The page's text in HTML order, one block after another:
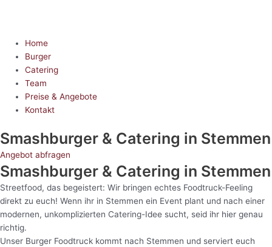
Home
Burger
Catering
Team
Preise & Angebote
Kontakt
Smashburger & Catering in Stemmen
Angebot abfragen
Smashburger & Catering in Stemmen
Streetfood, das begeistert: Wir bringen echtes Foodtruck-Feeling
direkt zu euch! Wenn ihr in Stemmen ein Event plant und nach einer
modernen, unkomplizierten Catering-Idee sucht, seid ihr hier genau
richtig.
Unser Burger Foodtruck kommt nach Stemmen und serviert euch